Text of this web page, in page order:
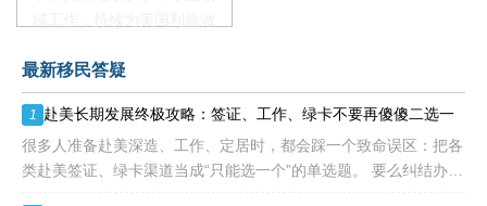
额占全球移民签证配额的
28.6%，即大约4万个移民
签证，都会用于满足"优
先"移民类别的申请。EB1A
不需要雇主支持、不用办理
最新移民答疑
1
赴美长期发展终极攻略：签证、工作、绿卡不要再傻傻二选一
很多人准备赴美深造、工作、定居时，都会踩一个致命误区：把各
类赴美签证、绿卡渠道当成“只能选一个”的单选题。 要么纠结办哪